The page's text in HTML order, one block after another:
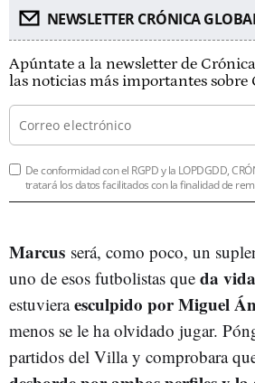
NEWSLETTER CRÓNICA
Apúntate a la newsletter de
las noticias más importantes sobre
De conformidad con el RGPD y la LOPDGDD,
tratará los datos facilitados con la finalidad de
Marcus será, como poco, un
uno de esos futbolistas que da
estuvieraesculpido por Miguel
menos se le ha olvidado jugar.
partidos del Villa y comprobara